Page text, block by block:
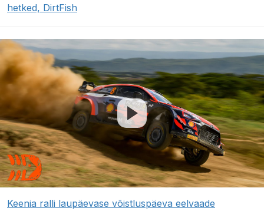
hetked, DirtFish
Keenia ralli laupäevase võistluspäeva eelvaade